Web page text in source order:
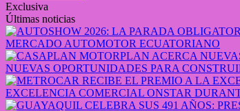
Exclusiva
Últimas noticias
MERCADO AUTOMOTOR ECUATORIANO
NUEVAS OPORTUNIDADES PARA
EXCELENCIA COMERCIAL ONSTAR